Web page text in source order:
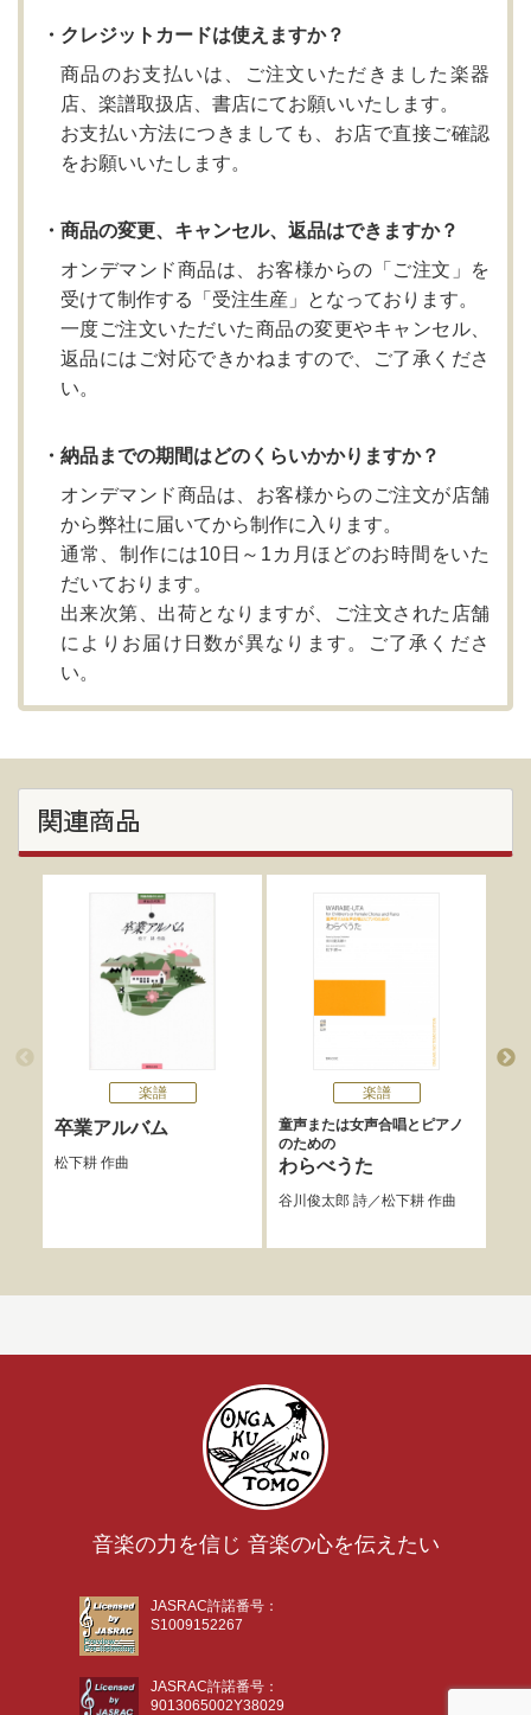
・クレジットカードは使えますか？
商品のお支払いは、ご注文いただきました楽器
店、楽譜取扱店、書店にてお願いいたします。
お支払い方法につきましても、お店で直接ご確認
をお願いいたします。
・商品の変更、キャンセル、返品はできますか？
オンデマンド商品は、お客様からの「ご注文」を
受けて制作する「受注生産」となっております。
一度ご注文いただいた商品の変更やキャンセル、
返品にはご対応できかねますので、ご了承くださ
い。
・納品までの期間はどのくらいかかりますか？
オンデマンド商品は、お客様からのご注文が店舗
から弊社に届いてから制作に入ります。
通常、制作には10日～1カ月ほどのお時間をいた
だいております。
出来次第、出荷となりますが、ご注文された店舗
によりお届け日数が異なります。ご了承くださ
い。
関連商品
楽譜
卒業アルバム
松下耕作曲
楽譜
童声または女声合唱とピアノ
のための
わらべうた
谷川俊太郎詩／松下耕作曲
音楽の力を信じ 音楽の心を伝えたい
JASRAC許諾番号：
S1009152267
JASRAC許諾番号：
9013065002Y38029